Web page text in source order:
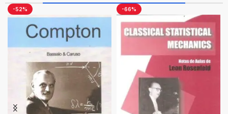
-52% -66%